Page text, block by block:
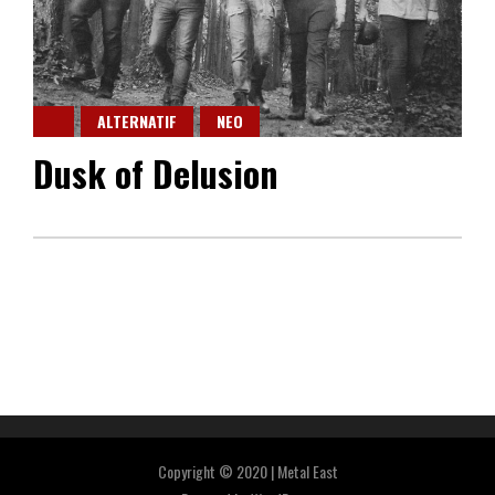
ALTERNATIF NEO
Dusk of Delusion
Copyright © 2020 | Metal East